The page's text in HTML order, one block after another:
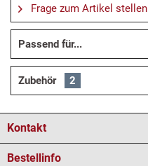
Frage zum Artikel stellen
Passend für...
Zubehör 2
Kontakt
Bestellinfo